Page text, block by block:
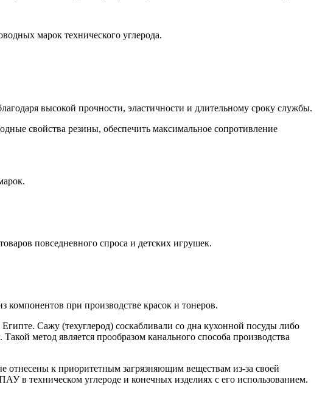
марок технического углерода.
высокой прочности, эластичности и длительному сроку службы.
свойства резины, обеспечить максимальное сопротивление
повседневного спроса и детских игрушек.
компонентов при производстве красок и тонеров.
Сажу (техуглерод) соскабливали со дна кухонной посуды либо
метод является прообразом канального способа производства
отнесены к приоритетным загрязняющим веществам из-за своей
в техническом углероде и конечных изделиях с его использованием.